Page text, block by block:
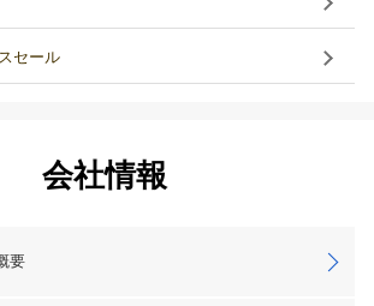
セール
会社情報
要